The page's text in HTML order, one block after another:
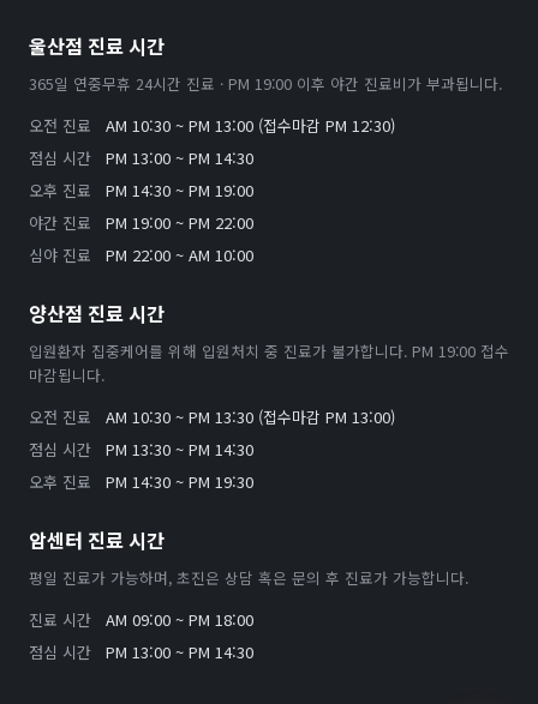
울산점 진료 시간
365일 연중무휴 24시간 진료 · PM 19:00 이후 야간 진료비가 부과됩니다.
오전 진료
AM 10:30 ~ PM 13:00 (접수마감 PM 12:30)
점심 시간
PM 13:00 ~ PM 14:30
오후 진료
PM 14:30 ~ PM 19:00
야간 진료
PM 19:00 ~ PM 22:00
심야 진료
PM 22:00 ~ AM 10:00
양산점 진료 시간
입원환자 집중케어를 위해 입원처치 중 진료가 불가합니다. PM 19:00 접수
마감됩니다.
오전 진료
AM 10:30 ~ PM 13:30 (접수마감 PM 13:00)
점심 시간
PM 13:30 ~ PM 14:30
오후 진료
PM 14:30 ~ PM 19:30
암센터 진료 시간
평일 진료가 가능하며, 초진은 상담 혹은 문의 후 진료가 가능합니다.
진료 시간
AM 09:00 ~ PM 18:00
점심 시간
PM 13:00 ~ PM 14:30